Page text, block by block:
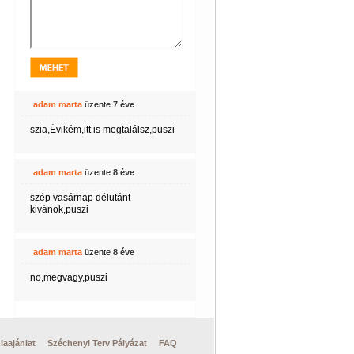
adam martaüzente 7 éve
szia,Évikém,itt is megtalálsz,puszi
adam martaüzente 8 éve
szép vasárnap délutánt
kivánok,puszi
adam martaüzente 8 éve
no,megvagy,puszi
Széchenyi Terv Pályázat FAQ